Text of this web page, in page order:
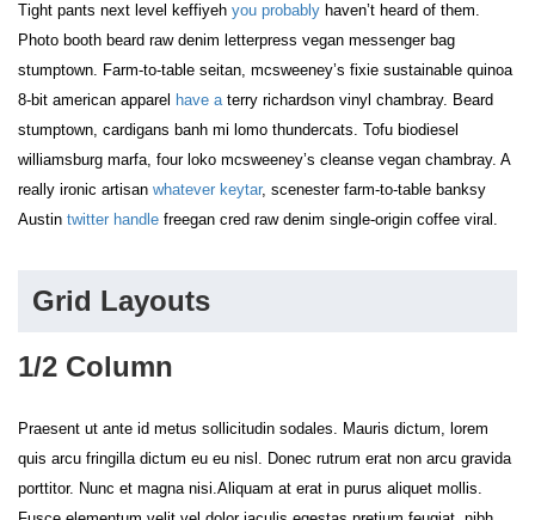
Tight pants next level keffiyeh you probably haven’t heard of them.
Photo booth beard raw denim letterpress vegan messenger bag
stumptown. Farm-to-table seitan, mcsweeney’s fixie sustainable quinoa
8-bit american apparel have aterry richardson vinyl chambray. Beard
stumptown, cardigans banh mi lomo thundercats. Tofu biodiesel
williamsburg marfa, four loko mcsweeney’s cleanse vegan chambray. A
really ironic artisan whatever keytar, scenester farm-to-table banksy
Austin twitter handle freegan cred raw denim single-origin coffee viral.
Grid Layouts
1/2 Column
Praesent ut ante id metus sollicitudin sodales. Mauris dictum, lorem
quis arcu fringilla dictum eu eu nisl. Donec rutrum erat non arcu gravida
porttitor. Nunc et magna nisi.Aliquam at erat in purus aliquet mollis.